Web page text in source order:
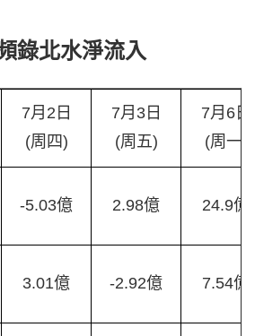
錄北水淨流入
7月2日
(周四)
7月3日
(周五)
7月6日
(周一)
-5.03億 2.98億 24.9億
3.01億 -2.92億 7.54億